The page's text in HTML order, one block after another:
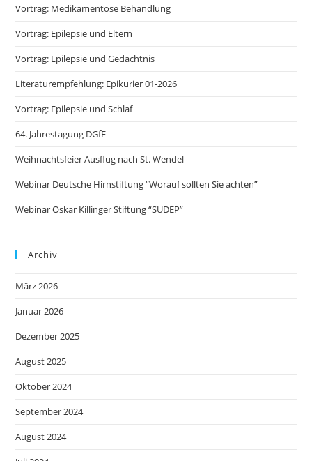
Vortrag: Medikamentöse Behandlung
Vortrag: Epilepsie und Eltern
Vortrag: Epilepsie und Gedächtnis
Literaturempfehlung: Epikurier 01-2026
Vortrag: Epilepsie und Schlaf
64. Jahrestagung DGfE
Weihnachtsfeier Ausflug nach St. Wendel
Webinar Deutsche Hirnstiftung “Worauf sollten Sie achten”
Webinar Oskar Killinger Stiftung “SUDEP”
Archiv
März 2026
Januar 2026
Dezember 2025
August 2025
Oktober 2024
September 2024
August 2024